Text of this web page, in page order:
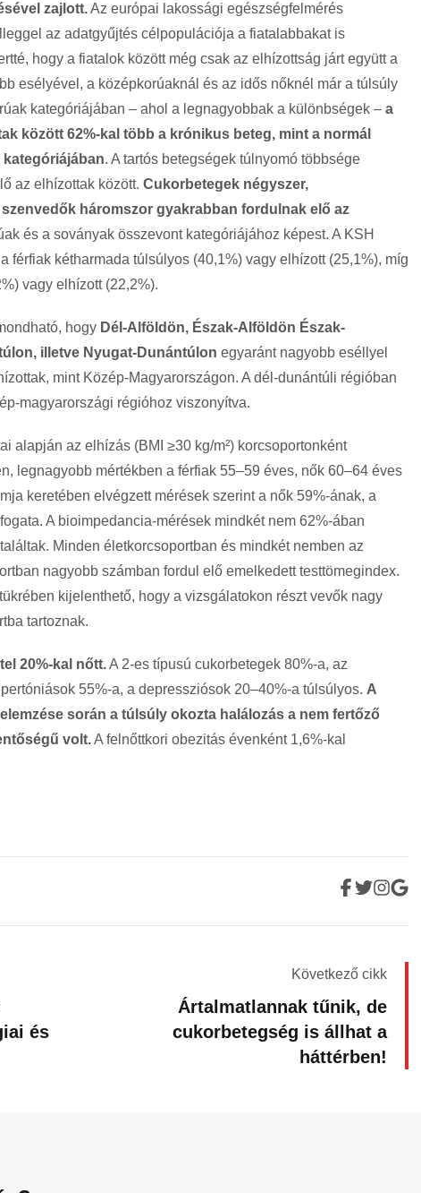
zajlott.Az európai lakossági egészségfelmérés
az adatgyűjtés célpopulációja a fiatalabbakat is
hogy a fiatalok között még csak az elhízottság járt együtt a
esélyével, a középkorúaknál és az idős nőknél már a túlsúly
kategóriájában – ahol a legnagyobbak a különbségek – a
között 62%-kal több a krónikus beteg, mint a normál
. A tartós betegségek túlnyomó többsége
az elhízottak között. Cukorbetegek négyszer,
háromszor gyakrabban fordulnak elő az
és a soványak összevont kategóriájához képest. A KSH
férfiak kétharmada túlsúlyos (40,1%) vagy elhízott (25,1%), míg
vagy elhízott (22,2%).
hogy Dél-Alföldön, Észak-Alföldön Észak-
illetve Nyugat-Dunántúlon egyaránt nagyobb eséllyel
mint Közép-Magyarországon. A dél-dunántúli régióban
magyarországi régióhoz viszonyítva.
alapján az elhízás (BMI ≥30 kg/m²) korcsoportonként
legnagyobb mértékben a férfiak 55–59 éves, nők 60–64 éves
keretében elvégzett mérések szerint a nők 59%-ának, a
A bioimpedancia-mérések mindkét nem 62%-ában
Minden életkorcsoportban és mindkét nemben az
nagyobb számban fordul elő emelkedett testtömegindex.
kijelenthető, hogy a vizsgálatokon részt vevők nagy
tartoznak.
20%-kal nőtt.A 2-es típusú cukorbetegek 80%-a, az
55%-a, a depressziósok 20–40%-a túlsúlyos. A
során a túlsúly okozta halálozás a nem fertőző
volt.A felnőttkori obezitás évenként 1,6%-kal
és
Következő cikk
Ártalmatlannak tűnik, de
cukorbetegség is állhat a
háttérben!